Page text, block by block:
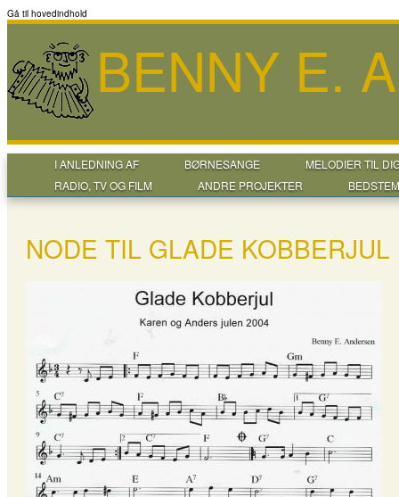
Gå til hovedindhold
BENNY E.
I ANLEDNING AF BØRNESANGE
MELODIER TIL
RADIO, TV OG FILM
ANDRE PROJEKTER
NODE TIL GLADE KOBBERJUL